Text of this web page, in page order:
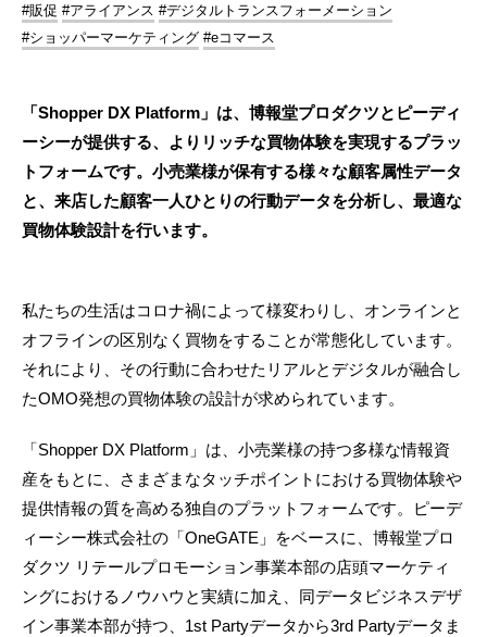
#販促 #アライアンス #デジタルトランスフォーメーション
#ショッパーマーケティング #eコマース
「Shopper DX Platform」は、博報堂プロダクツとピーディ
ーシーが提供する、よりリッチな買物体験を実現するプラッ
トフォームです。小売業様が保有する様々な顧客属性データ
と、来店した顧客一人ひとりの行動データを分析し、最適な
買物体験設計を行います。
私たちの生活はコロナ禍によって様変わりし、オンラインと
オフラインの区別なく買物をすることが常態化しています。
それにより、その行動に合わせたリアルとデジタルが融合し
たOMO発想の買物体験の設計が求められています。
「Shopper DX Platform」は、小売業様の持つ多様な情報資
産をもとに、さまざまなタッチポイントにおける買物体験や
提供情報の質を高める独自のプラットフォームです。ピーデ
ィーシー株式会社の「OneGATE」をベースに、博報堂プロ
ダクツ リテールプロモーション事業本部の店頭マーケティ
ングにおけるノウハウと実績に加え、同データビジネスデザ
イン事業本部が持つ、1st Partyデータから3rd Partyデータま